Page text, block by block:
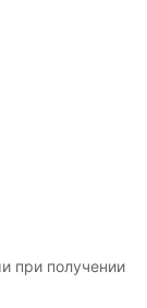
при получении